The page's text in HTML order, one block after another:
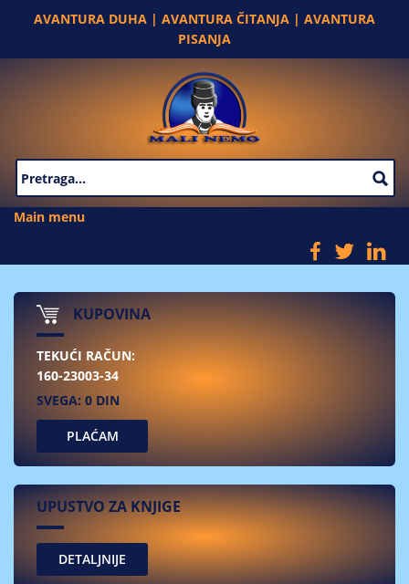
AVANTURA DUHA | AVANTURA ČITANJA | AVANTURA
PISANJA
SEARCH FORM
Main menu
KUPOVINA
TEKUĆI RAČUN:
160-23003-34
SVEGA: 0 DIN
PLAĆAM
UPUSTVO ZA KNJIGE